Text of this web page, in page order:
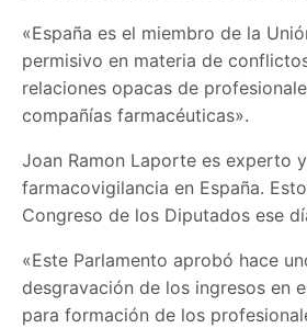
«España es el miembro de la
permisivo en materia de
relaciones opacas de
compañías farmacéuticas».
Joan Ramon Laporte es experto
farmacovigilancia en España.
Congreso de los Diputados ese
«Este Parlamento aprobó hace
desgravación de los ingresos en
para formación de los